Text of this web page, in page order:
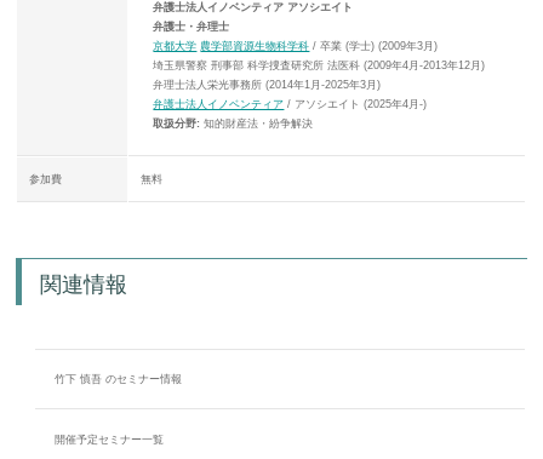
弁護士法人イノベンティア アソシエイト
弁護士・弁理士
京都大学 農学部資源生物科学科 / 卒業 (学士) (2009年3月)
埼玉県警察 刑事部 科学捜査研究所 法医科 (2009年4月-2013年12月)
弁理士法人栄光事務所 (2014年1月-2025年3月)
弁護士法人イノベンティア / アソシエイト (2025年4月-)
取扱分野: 知的財産法・紛争解決
参加費 無料
関連情報
竹下 慎吾 のセミナー情報
開催予定セミナー一覧